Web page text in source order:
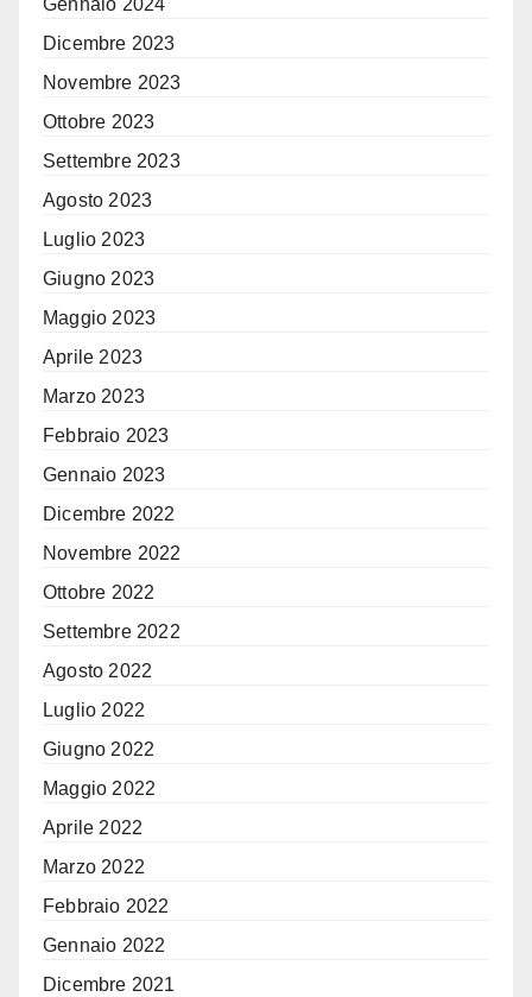
Gennaio 2024
Dicembre 2023
Novembre 2023
Ottobre 2023
Settembre 2023
Agosto 2023
Luglio 2023
Giugno 2023
Maggio 2023
Aprile 2023
Marzo 2023
Febbraio 2023
Gennaio 2023
Dicembre 2022
Novembre 2022
Ottobre 2022
Settembre 2022
Agosto 2022
Luglio 2022
Giugno 2022
Maggio 2022
Aprile 2022
Marzo 2022
Febbraio 2022
Gennaio 2022
Dicembre 2021